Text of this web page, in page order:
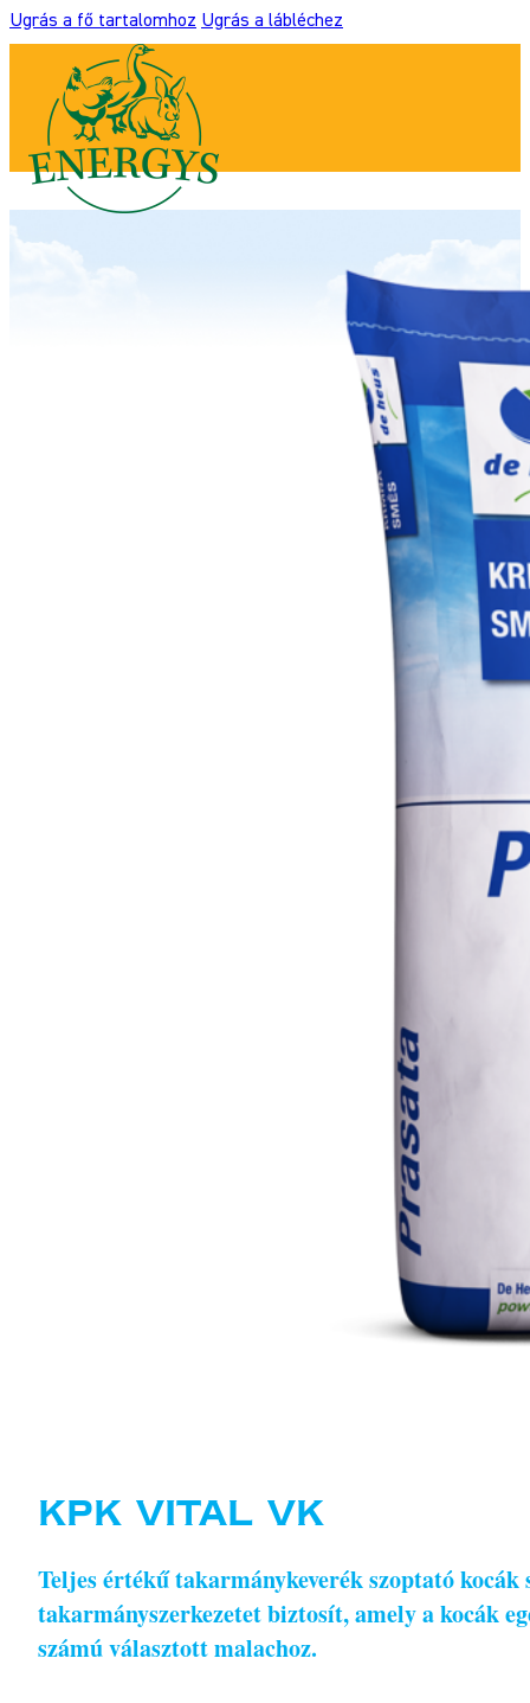
Ugrás a fő tartalomhoz Ugrás a lábléchez
KPK VITAL VK
Teljes értékű takarmánykeverék szoptató
takarmányszerkezetet biztosít, amely a kocák
számú választott malachoz.